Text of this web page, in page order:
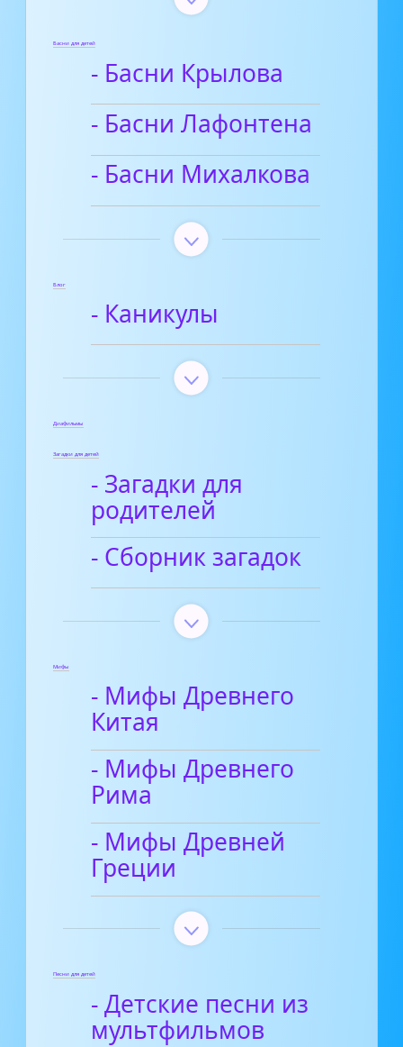
Басни для детей
- Басни Крылова
- Басни Лафонтена
- Басни Михалкова
Блог
- Каникулы
Диафильмы
Загадки для детей
- Загадки для
родителей
- Сборник загадок
Мифы
- Мифы Древнего
Китая
- Мифы Древнего
Рима
- Мифы Древней
Греции
Песни для детей
- Детские песни из
мультфильмов